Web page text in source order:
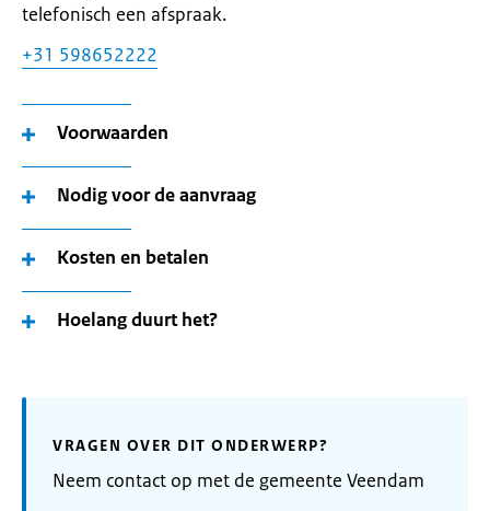
telefonisch een afspraak.
+31 598652222
Voorwaarden
Nodig voor de aanvraag
Kosten en betalen
Hoelang duurt het?
VRAGEN OVER DIT ONDERWERP?
Neem contact op met de gemeente Veendam